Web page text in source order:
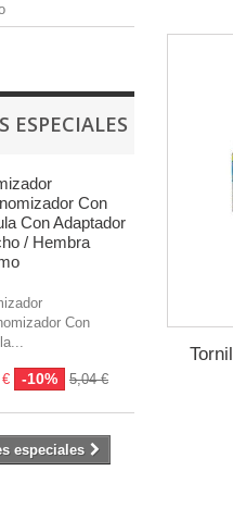
ESPECIALES
Con
Con Adaptador
/ Hembra
Con
-10% 5,04 €
especiales